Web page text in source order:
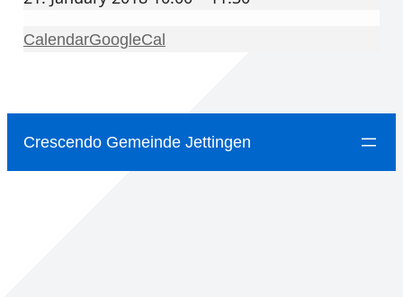
CalendarGoogleCal
Crescendo Gemeinde Jettingen